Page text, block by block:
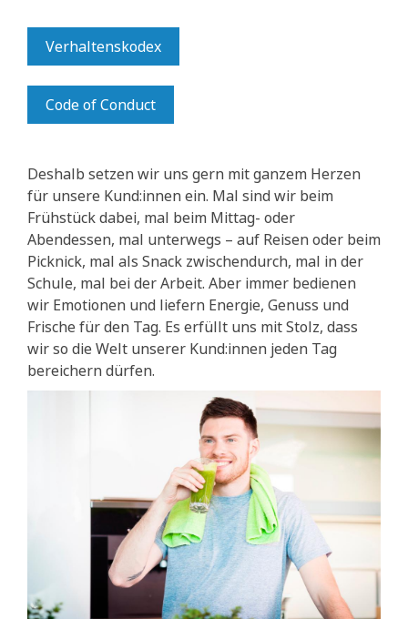
Verhaltenskodex
Code of Conduct
Deshalb setzen wir uns gern mit ganzem Herzen
für unsere Kund:innen ein. Mal sind wir beim
Frühstück dabei, mal beim Mittag- oder
Abendessen, mal unterwegs – auf Reisen oder beim
Picknick, mal als Snack zwischendurch, mal in der
Schule, mal bei der Arbeit. Aber immer bedienen
wir Emotionen und liefern Energie, Genuss und
Frische für den Tag. Es erfüllt uns mit Stolz, dass
wir so die Welt unserer Kund:innen jeden Tag
bereichern dürfen.